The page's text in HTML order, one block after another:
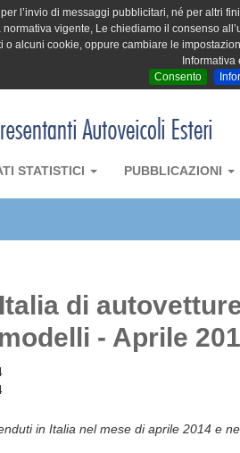
l’invio di messaggi pubblicitari, né per altri
vigente, Le chiediamo il consenso
alcuni cookie, oppure cambiare le
Consento
STATISTICI PUBBLICAZIONI
di
- Aprile
in Italia nel mese di aprile 2014 e